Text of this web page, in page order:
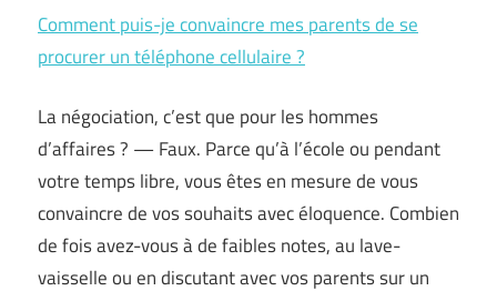
Comment puis-je convaincre mes parents de se
procurer un téléphone cellulaire ?
La négociation, c’est que pour les hommes
d’affaires ? — Faux. Parce qu’à l’école ou pendant
votre temps libre, vous êtes en mesure de vous
convaincre de vos souhaits avec éloquence. Combien
de fois avez-vous à de faibles notes, au lave-
vaisselle ou en discutant avec vos parents sur un